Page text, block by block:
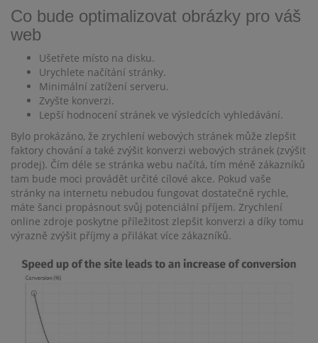
Co bude optimalizovat obrázky pro váš
web
Ušetřete místo na disku.
Urychlete načítání stránky.
Minimální zatížení serveru.
Zvyšte konverzi.
Lepší hodnocení stránek ve výsledcích vyhledávání.
Bylo prokázáno, že zrychlení webových stránek může zlepšit
faktory chování a také zvýšit konverzi webových stránek (zvýšit
prodej). Čím déle se stránka webu načítá, tím méně zákazníků
tam bude moci provádět určité cílové akce. Pokud vaše
stránky na internetu nebudou fungovat dostatečně rychle,
máte šanci propásnout svůj potenciální příjem. Zrychlení
online zdroje poskytne příležitost zlepšit konverzi a díky tomu
výrazně zvýšit příjmy a přilákat více zákazníků.